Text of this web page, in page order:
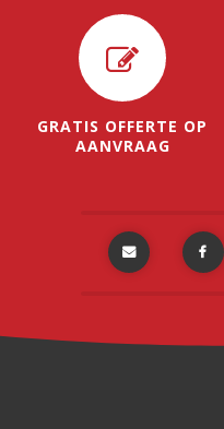
GRATIS OFFERTE OP
AANVRAAG